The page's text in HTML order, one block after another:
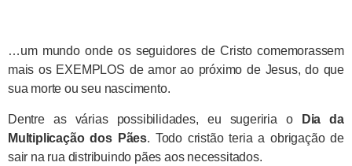
…um mundo onde os seguidores de Cristo comemorassem
mais os EXEMPLOS de amor ao próximo de Jesus, do que
sua morte ou seu nascimento.
Dentre as várias possibilidades, eu sugeriria o
Dia da
Multiplicação dos Pães. Todo cristão teria a obrigação de
sair na rua distribuindo pães aos necessitados.